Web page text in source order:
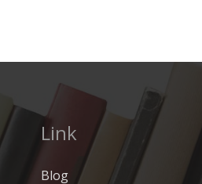
Link
Blog